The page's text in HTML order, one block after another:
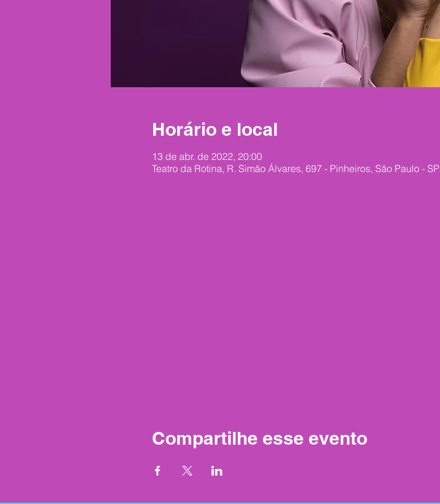
Horário e local
13 de abr. de 2022, 20:00
Teatro da Rotina, R. Simão Álvares, 697 - Pinheiros, São Paulo - SP
Compartilhe esse evento